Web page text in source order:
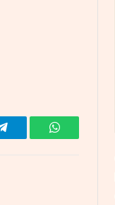
Telegram WhatsApp